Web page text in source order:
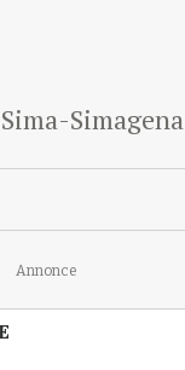
Simagena
Annonce